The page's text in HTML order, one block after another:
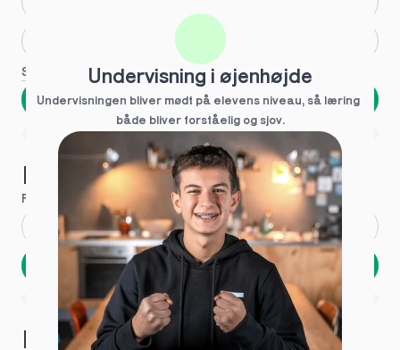
Se flere
Næste
Spring over
1 ud af 9 for at finde den rette tutor
Hvad hedder du?
Fornavn Efternavn
Næste
Opbevares sikkert - oplysninger deles aldrig
1 ud af 9 for at finde den rette tutor
Hvordan kontakter vi dig?
Undervisning i øjenhøjde
Undervisningen bliver mødt på elevens niveau, så læring
både bliver forståelig og sjov.